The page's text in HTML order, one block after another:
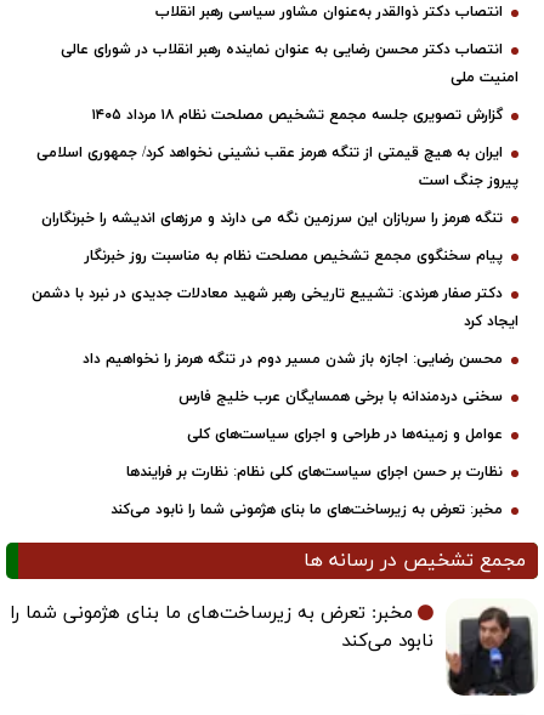
انتصاب دکتر ذوالقدر به‌عنوان مشاور سیاسی رهبر انقلاب
انتصاب دکتر محسن رضایی به عنوان نماینده رهبر انقلاب در شورای عالی
امنیت ملی
گزارش تصویری جلسه مجمع تشخیص مصلحت نظام ۱۸ مرداد ۱۴۰۵
ایران به هیچ قیمتی از تنگه هرمز عقب نشینی نخواهد کرد/ جمهوری اسلامی
پیروز جنگ است
تنگه هرمز را سربازان این سرزمین نگه می دارند و مرزهای اندیشه را خبرنگاران
پیام سخنگوی مجمع تشخیص مصلحت نظام به مناسبت روز خبرنگار
دکتر صفار هرندی: تشییع تاریخی رهبر شهید معادلات جدیدی در نبرد با دشمن
ایجاد کرد
محسن رضایی: اجازه باز شدن مسیر دوم در تنگه هرمز را نخواهیم داد
سخنی دردمندانه با برخی همسایگان عرب خلیج فارس
عوامل و زمینه‌ها در طراحی و اجرای سیاست‌های کلی
نظارت بر حسن اجرای سیاست‌های کلی نظام: نظارت بر فرایندها
مخبر: تعرض به زیرساخت‌های ما بنای هژمونی شما را نابود می‌کند
مجمع تشخیص در رسانه ها
مخبر: تعرض به زیرساخت‌های ما بنای هژمونی شما را
نابود می‌کند